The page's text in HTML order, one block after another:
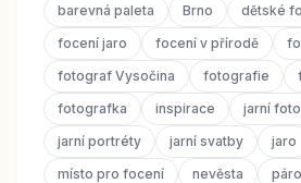
barevná paleta Brno dětské
focení jaro
focení v přírodě
fotograf Vysočina
fotografie
fotografka
inspirace
jarní
jarní portréty
jarní svatby
jaro
místo pro focení
nevěsta